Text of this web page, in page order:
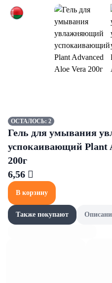
Оформляйте заказ НА
САМОВЫВОЗ и
СКИДКУ 7%
Чистящие средства
Все товары категории
ОСТАЛОСЬ: 2
Гель для умывания
успокаивающий Plant
200г
6,56 
В корзину
Также покупают